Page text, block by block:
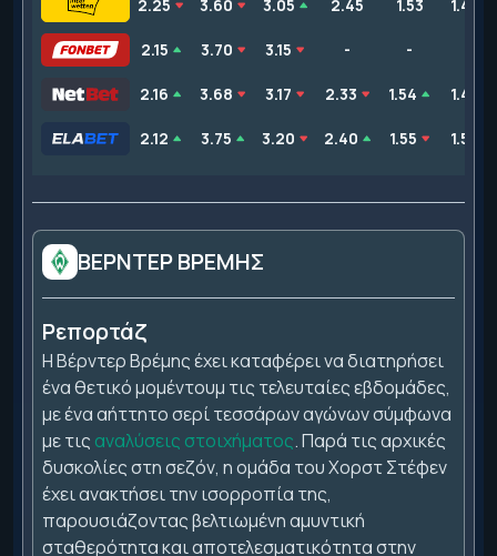
2.25 3.60 3.05 2.45 1.53 1.43
2.15 3.70 3.15 - -
2.16 3.68 3.17 2.33 1.54 1.48
2.12 3.75 3.20 2.40 1.55 1.50
ΒΕΡΝΤΕΡ ΒΡΕΜΗΣ
Ρεπορτάζ
Η Βέρντερ Βρέμης έχει καταφέρει να διατηρήσει
ένα θετικό μομέντουμ τις τελευταίες εβδομάδες,
με ένα αήττητο σερί τεσσάρων αγώνων σύμφωνα
με τις αναλύσεις στοιχήματος. Παρά τις αρχικές
δυσκολίες στη σεζόν, η ομάδα του Χορστ Στέφεν
έχει ανακτήσει την ισορροπία της,
παρουσιάζοντας βελτιωμένη αμυντική
σταθερότητα και αποτελεσματικότητα στην